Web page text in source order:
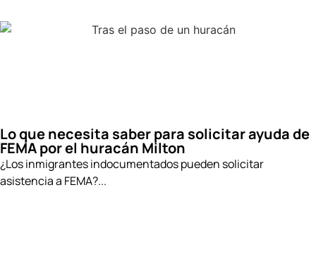
Lo que necesita saber para solicitar ayuda de
FEMA por el huracán Milton
¿Los inmigrantes indocumentados pueden solicitar
asistencia a FEMA?...